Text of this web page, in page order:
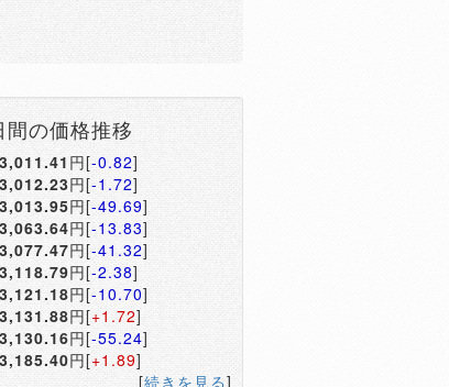
の価格推移
3,011.41 円[-0.82]
3,012.23円[-1.72]
3,013.95円[-49.69]
3,063.64円[-13.83]
3,077.47円[-41.32]
3,118.79円[-2.38]
3,121.18円[-10.70]
3,131.88円[+1.72]
3,130.16円[-55.24]
3,185.40円[+1.89]
[続きを見る]